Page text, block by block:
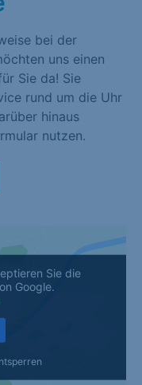
bei der
uns einen
Sie da! Sie
rund um die Uhr
hinaus
nutzen.
Sie die
Google.